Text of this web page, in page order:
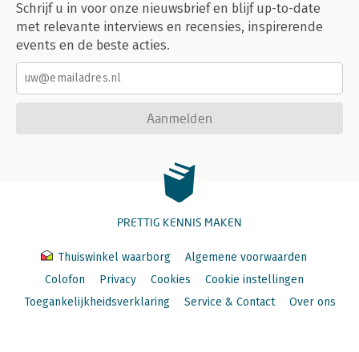
Schrijf u in voor onze nieuwsbrief en blijf up-to-date
met relevante interviews en recensies, inspirerende
events en de beste acties.
Aanmelden
PRETTIG KENNIS MAKEN
Thuiswinkel waarborg
Algemene voorwaarden
Colofon
Privacy Cookies
Cookie instellingen
Toegankelijkheidsverklaring
Service & Contact Over ons